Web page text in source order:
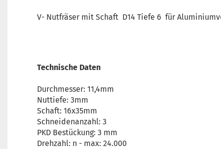
V- Nutfräser mit Schaft D14 Tiefe 6 für
Technische Daten
Durchmesser: 11,4mm
Nuttiefe: 3mm
Schaft: 16x35mm
Schneidenanzahl: 3
PKD Bestückung: 3 mm
Drehzahl: n - max: 24.000